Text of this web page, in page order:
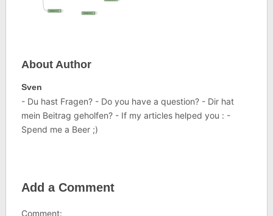
About Author
Sven
- Du hast Fragen? - Do you have a question? - Dir hat
mein Beitrag geholfen? - If my articles helped you : -
Spend me a Beer ;)
Add a Comment
Comment: